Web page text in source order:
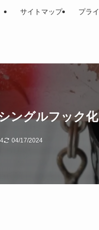
サイトマップ プラ
ングルフック
04/17/2024